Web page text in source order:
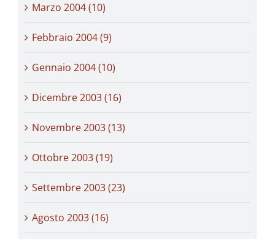
Marzo 2004 (10)
Febbraio 2004 (9)
Gennaio 2004 (10)
Dicembre 2003 (16)
Novembre 2003 (13)
Ottobre 2003 (19)
Settembre 2003 (23)
Agosto 2003 (16)